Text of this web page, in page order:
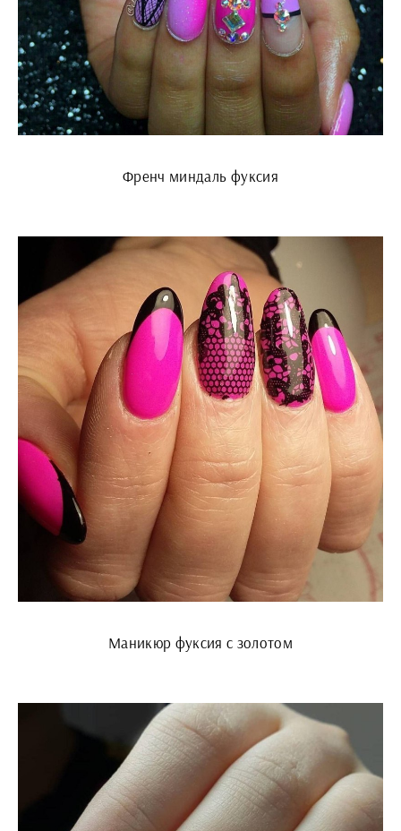
Френч миндаль фуксия
Маникюр фуксия с золотом